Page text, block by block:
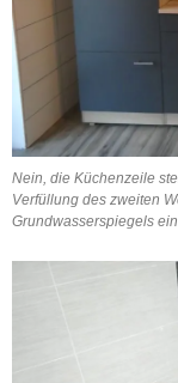
Nein, die Küchenzeile
Verfüllung des zweiten
Grundwasserspiegels